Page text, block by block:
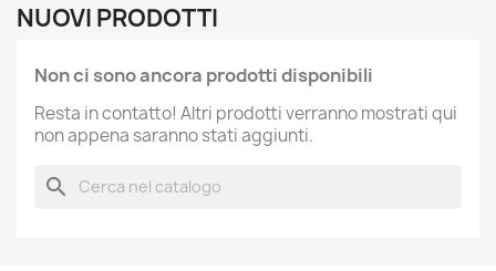
NUOVI PRODOTTI
Non ci sono ancora prodotti disponibili
Resta in contatto! Altri prodotti verranno mostrati qui
non appena saranno stati aggiunti.
search